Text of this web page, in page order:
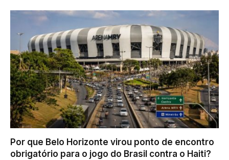
Por que Belo Horizonte virou ponto de encontro
obrigatório para o jogo do Brasil contra o Haiti?